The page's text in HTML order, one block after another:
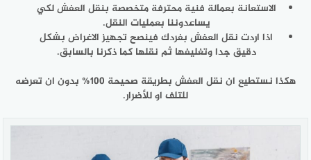
الاستعانة بعمالة فنية محترفة متخصصة بنقل العفش لكي
يساعدوننا بعمليات النقل.
اذا اردت نقل العفش بفردك فينصح تجهيز الاغراض بشكل
دقيق جدا وتغليفها ثم نقلها كما ذكرنا بالسابق.
هكذا نستطيع ان نقل العفش بطريقة صحيحة 100% بدون ان تعرضه
للتلف او للأضرار.